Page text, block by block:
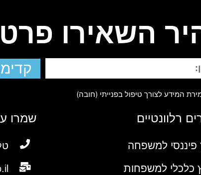
השאירו
המידע לצורך טיפול בפנייתי (חובה)
רלוונטיים
פיננסי למשפחה
כלכלי למשפחות
שמרו